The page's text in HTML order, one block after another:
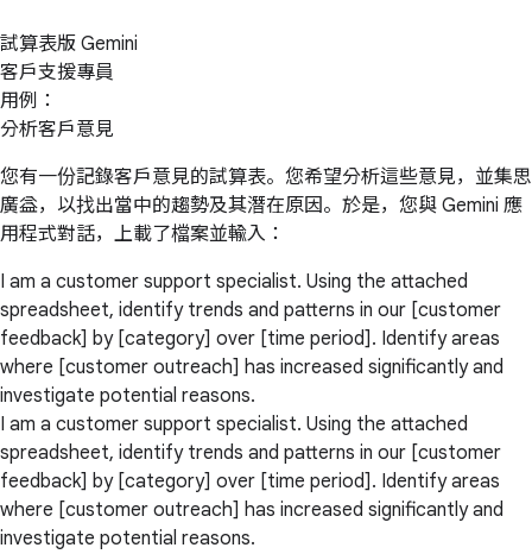
試算表版 Gemini
客戶支援專員
用例：
分析客戶意見
您有一份記錄客戶意見的試算表。您希望分析這些意見，並集思
廣益，以找出當中的趨勢及其潛在原因。於是，您與 Gemini 應
用程式對話，上載了檔案並輸入：
I am a customer support specialist. Using the attached
spreadsheet, identify trends and patterns in our [customer
feedback] by [category] over [time period]. Identify areas
where [customer outreach] has increased significantly and
investigate potential reasons.
I am a customer support specialist. Using the attached
spreadsheet, identify trends and patterns in our [customer
feedback] by [category] over [time period]. Identify areas
where [customer outreach] has increased significantly and
investigate potential reasons.